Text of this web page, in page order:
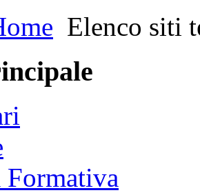
Elenco siti
Formativa